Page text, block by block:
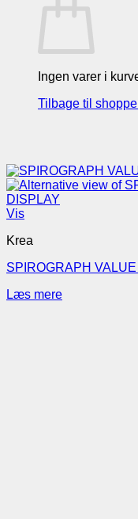
Ingen varer i
Tilbage til
Vis
Krea
SPIROGRAPH
Læs mere